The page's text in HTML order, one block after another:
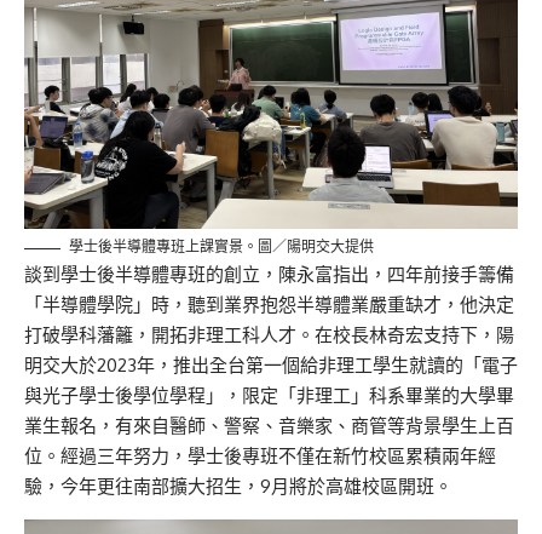
學士後半導體專班上課實景。圖／陽明交大提供
談到學士後半導體專班的創立，陳永富指出，四年前接手籌備
「半導體學院」時，聽到業界抱怨半導體業嚴重缺才，他決定
打破學科藩籬，開拓非理工科人才。在校長林奇宏支持下，陽
明交大於2023年，推出全台第一個給非理工學生就讀的「電子
與光子學士後學位學程」，限定「非理工」科系畢業的大學畢
業生報名，有來自醫師、警察、音樂家、商管等背景學生上百
位。經過三年努力，學士後專班不僅在新竹校區累積兩年經
驗，今年更往南部擴大招生，9月將於高雄校區開班。